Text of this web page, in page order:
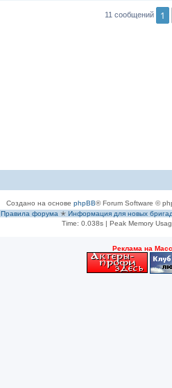
11 сообщений 1
Создано на основе phpBB® Forum Software ©
Правила форума ✭ Информация для новых
Time: 0.038s| Peak Memory
Рeклама на